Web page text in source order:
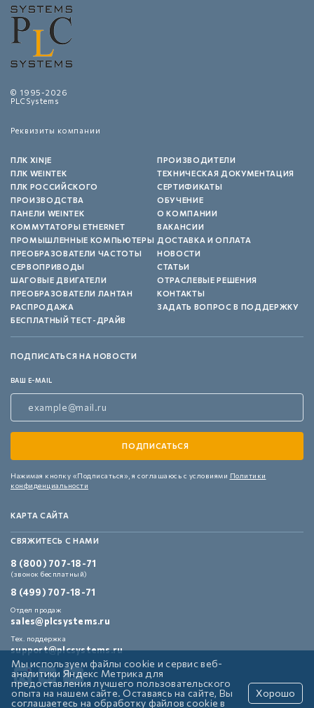
© 1995-2026
PLCSystems
Реквизиты компании
ПЛК XINJE
ПЛК WEINTEK
ПЛК РОССИЙСКОГО
ПРОИЗВОДСТВА
ПАНЕЛИ WEINTEK
КОММУТАТОРЫ ETHERNET
ПРОМЫШЛЕННЫЕ КОМПЬЮТЕРЫ
ПРЕОБРАЗОВАТЕЛИ ЧАСТОТЫ
СЕРВОПРИВОДЫ
ШАГОВЫЕ ДВИГАТЕЛИ
ПРЕОБРАЗОВАТЕЛИ ЛАНТАН
РАСПРОДАЖА
БЕСПЛАТНЫЙ ТЕСТ-ДРАЙВ
ПРОИЗВОДИТЕЛИ
ТЕХНИЧЕСКАЯ ДОКУМЕНТАЦИЯ
СЕРТИФИКАТЫ
ОБУЧЕНИЕ
О КОМПАНИИ
ВАКАНСИИ
ДОСТАВКА И ОПЛАТА
НОВОСТИ
СТАТЬИ
ОТРАСЛЕВЫЕ РЕШЕНИЯ
КОНТАКТЫ
ЗАДАТЬ ВОПРОС В ПОДДЕРЖКУ
ПОДПИСАТЬСЯ НА НОВОСТИ
ВАШ E-MAIL
Нажимая кнопку «Подписаться», я соглашаюсь с условиями Политики
конфиденциальности
КАРТА САЙТА
СВЯЖИТЕСЬ С НАМИ
8 (800) 707-18-71
(звонок бесплатный)
8 (499) 707-18-71
Отдел продаж
sales@plcsystems.ru
Тех. поддержка
support@plcsystems.ru
Мы используем файлы cookie и сервис веб-
аналитики Яндекс Метрика для
предоставления лучшего пользовательского
опыта на нашем сайте. Оставаясь на сайте, Вы
соглашаетесь на обработку файлов cookie в
Хорошо